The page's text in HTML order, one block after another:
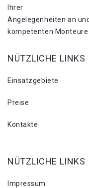
Ihrer
Angelegenheiten an
kompetenten
NÜTZLICHE LINKS
Einsatzgebiete
Preise
Kontakte
NÜTZLICHE LINKS
Impressum